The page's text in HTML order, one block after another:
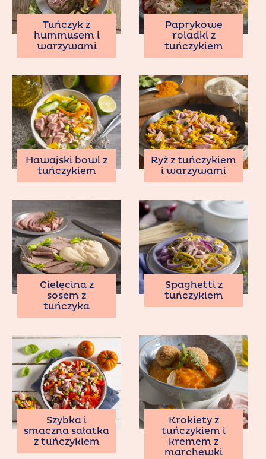
Tuńczyk z
hummusem i
warzywami
Paprykowe
roladki z
tuńczykiem
Hawajski bowl z
tuńczykiem
Ryż z tuńczykiem
i warzywami
Cielęcina z
sosem z
tuńczyka
Spaghetti z
tuńczykiem
Szybka i
smaczna sałatka
z tuńczykiem
Krokiety z
tuńczykiem i
kremem z
marchewki